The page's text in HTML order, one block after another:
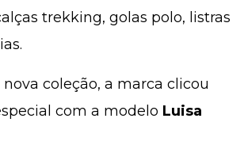
trekking, golas polo, listras
coleção, a marca clicou
com a modelo Luisa